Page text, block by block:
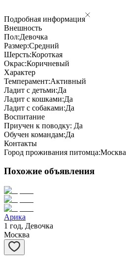
Подробная информация
Внешность
Пол:Девочка
Размер:Средний
Шерсть:Короткая
Окрас:Коричневый
Характер
Темперамент:Активный
Ладит с детьми:Да
Ладит с кошками:Да
Ладит с собаками:Да
Воспитание
Приучен к поводку: Да
Обучен командам:Да
Контакты
Город проживания питомца:Москва
Похожие объявления
Арика
1 год, Девочка
Москва